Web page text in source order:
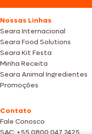
Nossas Linhas
Seara Internacional
Seara Food Solutions
Seara Kit Festa
Minha Receita
Seara Animal Ingredientes
Promoções
Contato
Fale Conosco